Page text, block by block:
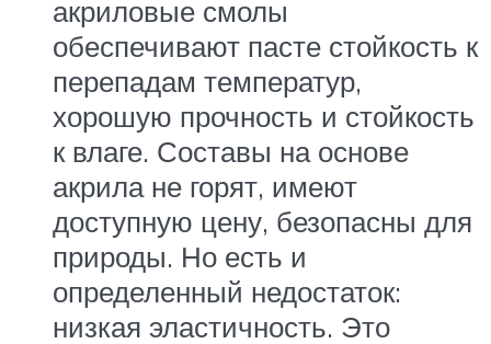
акриловые смолы
обеспечивают пасте стойкость к
перепадам температур,
хорошую прочность и стойкость
к влаге. Составы на основе
акрила не горят, имеют
доступную цену, безопасны для
природы. Но есть и
определенный недостаток:
низкая эластичность. Это